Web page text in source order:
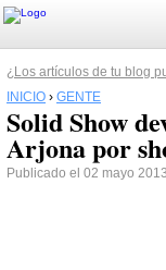
¿Los artículos de tu blog
INICIO › GENTE
Solid Show
Arjona por
Publicado el 02 mayo